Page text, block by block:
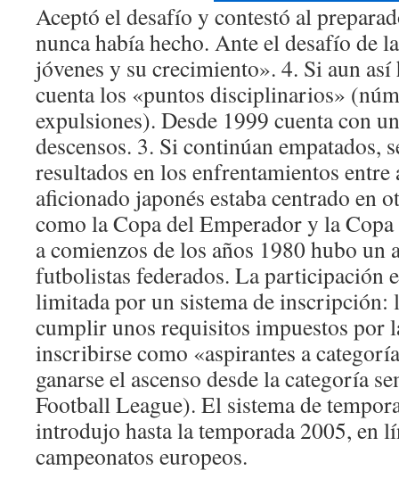
Aceptó el desafío y contestó al
nunca había hecho. Ante el desafío de
jóvenes y su crecimiento». 4. Si aun así
cuenta los «puntos disciplinarios»
expulsiones). Desde 1999 cuenta con
descensos. 3. Si continúan empatados,
resultados en los enfrentamientos
aficionado japonés estaba centrado en
como la Copa del Emperador y la
a comienzos de los años 1980 hubo un
futbolistas federados. La participación
limitada por un sistema de inscripción:
cumplir unos requisitos impuestos por
inscribirse como «aspirantes a
ganarse el ascenso desde la categoría
Football League). El sistema de
introdujo hasta la temporada 2005, en
campeonatos europeos.